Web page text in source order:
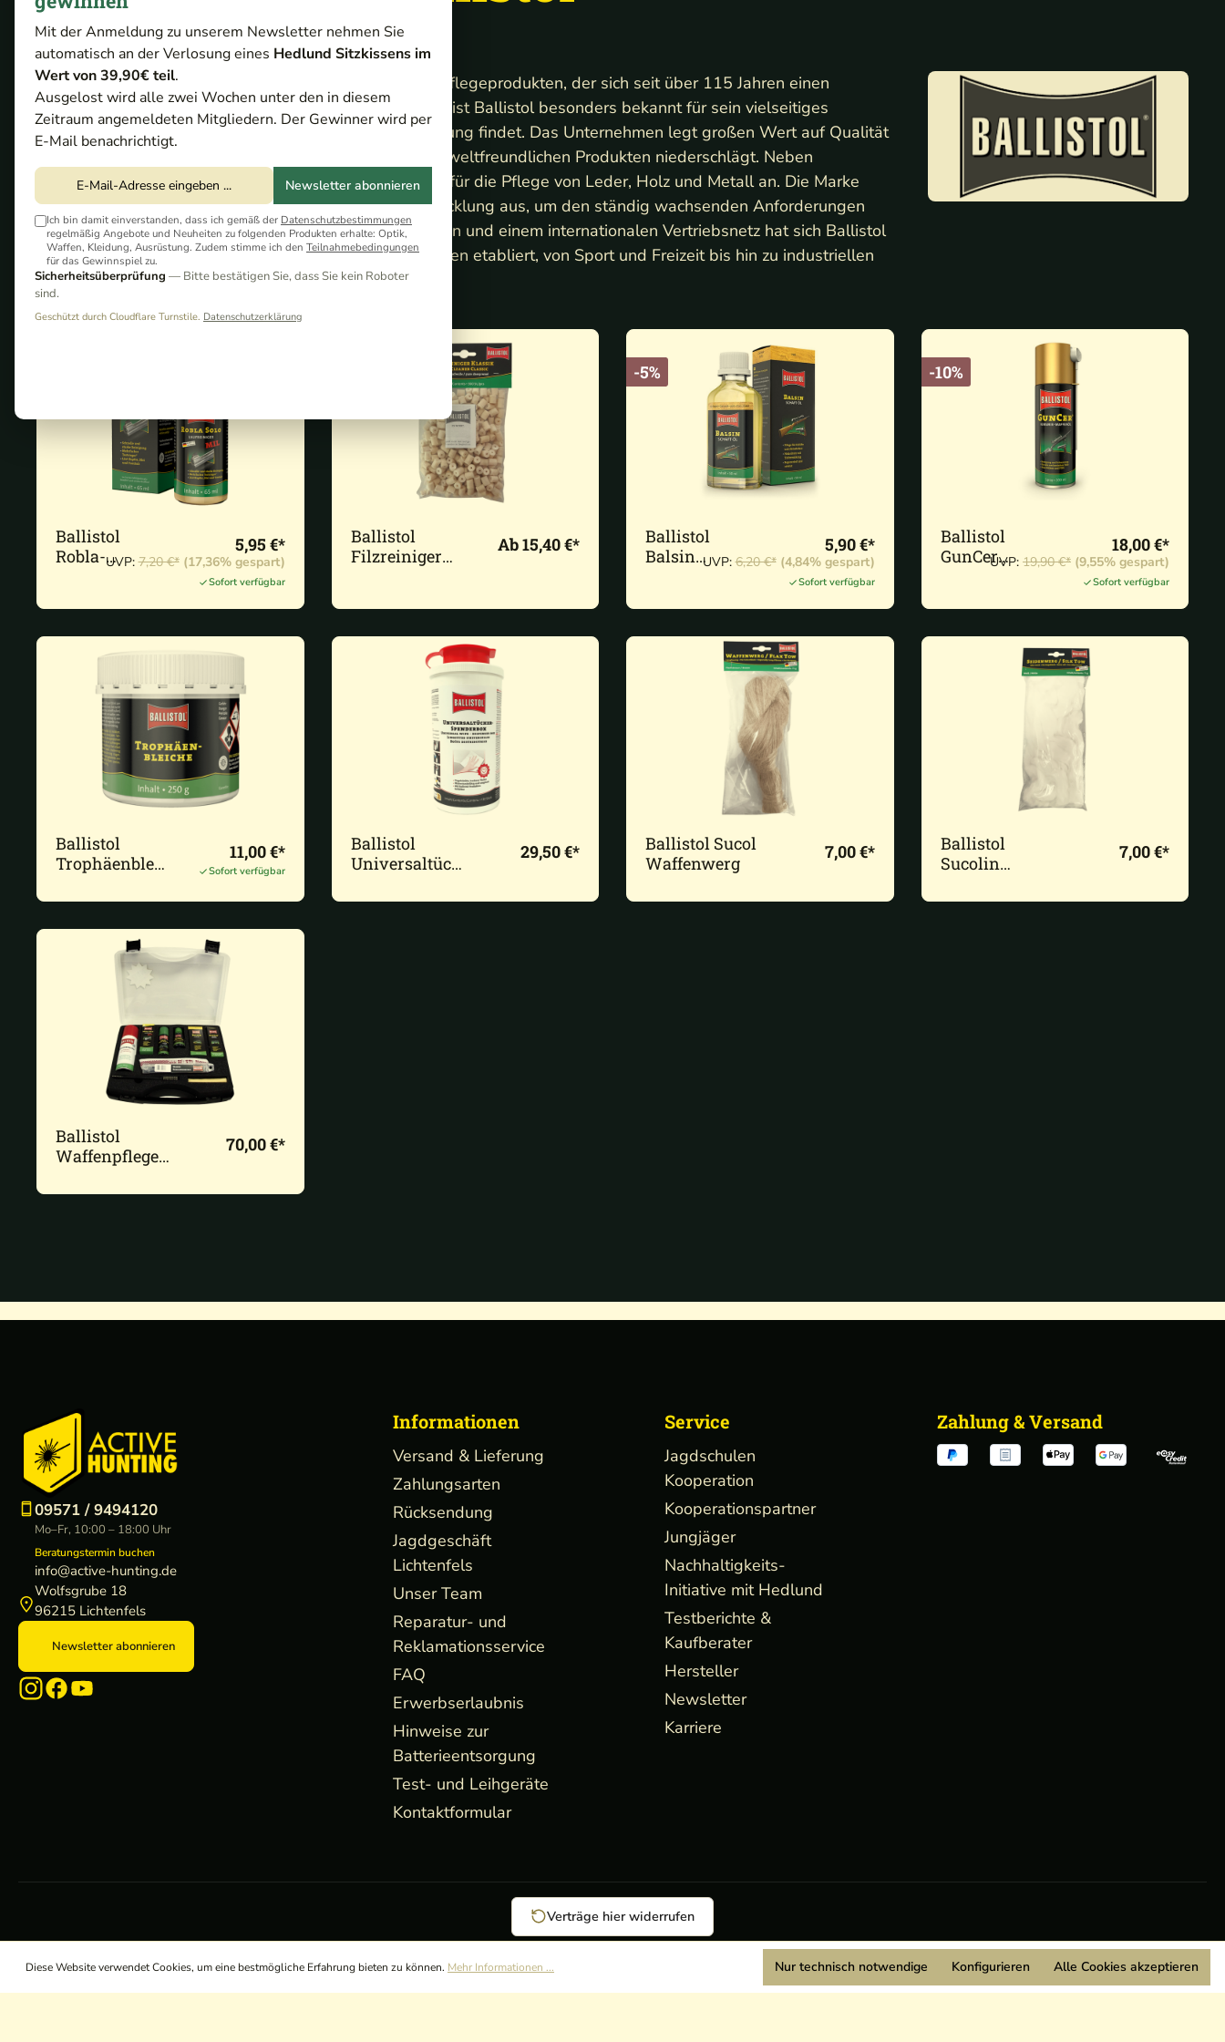
Mit der Anmeldung zu unserem Newsletter nehmen Sie
automatisch an der Verlosung eines Hedlund Sitzkissens im
Wert von 39,90€ teil.
Ausgelost wird alle zwei Wochen unter den in diesem
Zeitraum angemeldeten Mitgliedern. Der Gewinner wird per
E-Mail benachrichtigt.
Newsletter abonnieren
Ich bin damit einverstanden, dass ich gemäß der Datenschutzbestimmungen
regelmäßig Angebote und Neuheiten zu folgenden Produkten erhalte: Optik,
Waffen, Kleidung, Ausrüstung. Zudem stimme ich den Teilnahmebedingungen
für das Gewinnspiel zu.
Sicherheitsüberprüfung — Bitte bestätigen Sie, dass Sie kein Roboter
sind.
Geschützt durch Cloudflare Turnstile. Datenschutzerklärung
Ballistol ist ein renommierter deutscher Hersteller von Pflegeprodukten, der sich seit über 115 Jahren einen
exzellenten Ruf erarbeitet hat. Gegründet im Jahr 1904, ist Ballistol besonders bekannt für sein vielseitiges
Universalöl, das in zahlreichen Anwendungen Verwendung findet. Das Unternehmen legt großen Wert auf Qualität
und Nachhaltigkeit, was sich in der Entwicklung von umweltfreundlichen Produkten niederschlägt. Neben
Waffenpflegeprodukten bietet Ballistol auch Lösungen für die Pflege von Leder, Holz und Metall an. Die Marke
zeichnet sich durch ihre innovative Forschung und Entwicklung aus, um den ständig wachsenden Anforderungen
der Kunden gerecht zu werden. Mit einer langen Tradition und einem internationalen Vertriebsnetz hat sich Ballistol
als vertrauenswürdiger Partner in verschiedenen Branchen etabliert, von Sport und Freizeit bis hin zu industriellen
Anwendungen.
Ballistol
Robla-
5,95 €*
UVP:7,20 €* (17,36% gespart)
Sofort verfügbar
Ballistol
Filzreiniger
Ab 15,40 €*
-5%
Ballistol
Balsin
5,90 €*
UVP:6,20 €* (4,84% gespart)
Sofort verfügbar
-10%
Ballistol
GunCer
18,00 €*
UVP: 19,90 €* (9,55% gespart)
Sofort verfügbar
Ballistol
Trophäenbleic
11,00 €*
Sofort verfügbar
Ballistol
Universaltüch
Spenderbox
29,50 €*
Ballistol Sucol
Waffenwerg
7,00 €*
Ballistol
Sucolin
7,00 €*
Ballistol
Waffenpflege
70,00 €*
09571 / 9494120
Mo–Fr, 10:00 – 18:00 Uhr
Beratungstermin buchen
info@active-hunting.de
Wolfsgrube 18
96215 Lichtenfels
Newsletter abonnieren
Informationen
Versand & Lieferung
Zahlungsarten
Rücksendung
Jagdgeschäft
Lichtenfels
Unser Team
Reparatur- und
Reklamationsservice
FAQ
Erwerbserlaubnis
Hinweise zur
Batterieentsorgung
Test- und Leihgeräte
Kontaktformular
Service
Jagdschulen
Kooperation
Kooperationspartner
Jungjäger
Nachhaltigkeits-
Initiative mit Hedlund
Testberichte &
Kaufberater
Hersteller
Newsletter
Karriere
Zahlung & Versand
Verträge hier widerrufen
Wir sind Mitglied:
Diese Website verwendet Cookies, um eine bestmögliche Erfahrung bieten zu können. Mehr Informationen ... Nur technisch notwendige Konfigurieren Alle Cookies akzeptieren